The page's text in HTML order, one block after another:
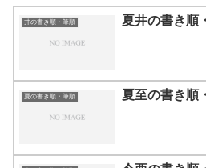
井の書き順・筆順 夏井の書き順
夏の書き順・筆順 夏至の書き順